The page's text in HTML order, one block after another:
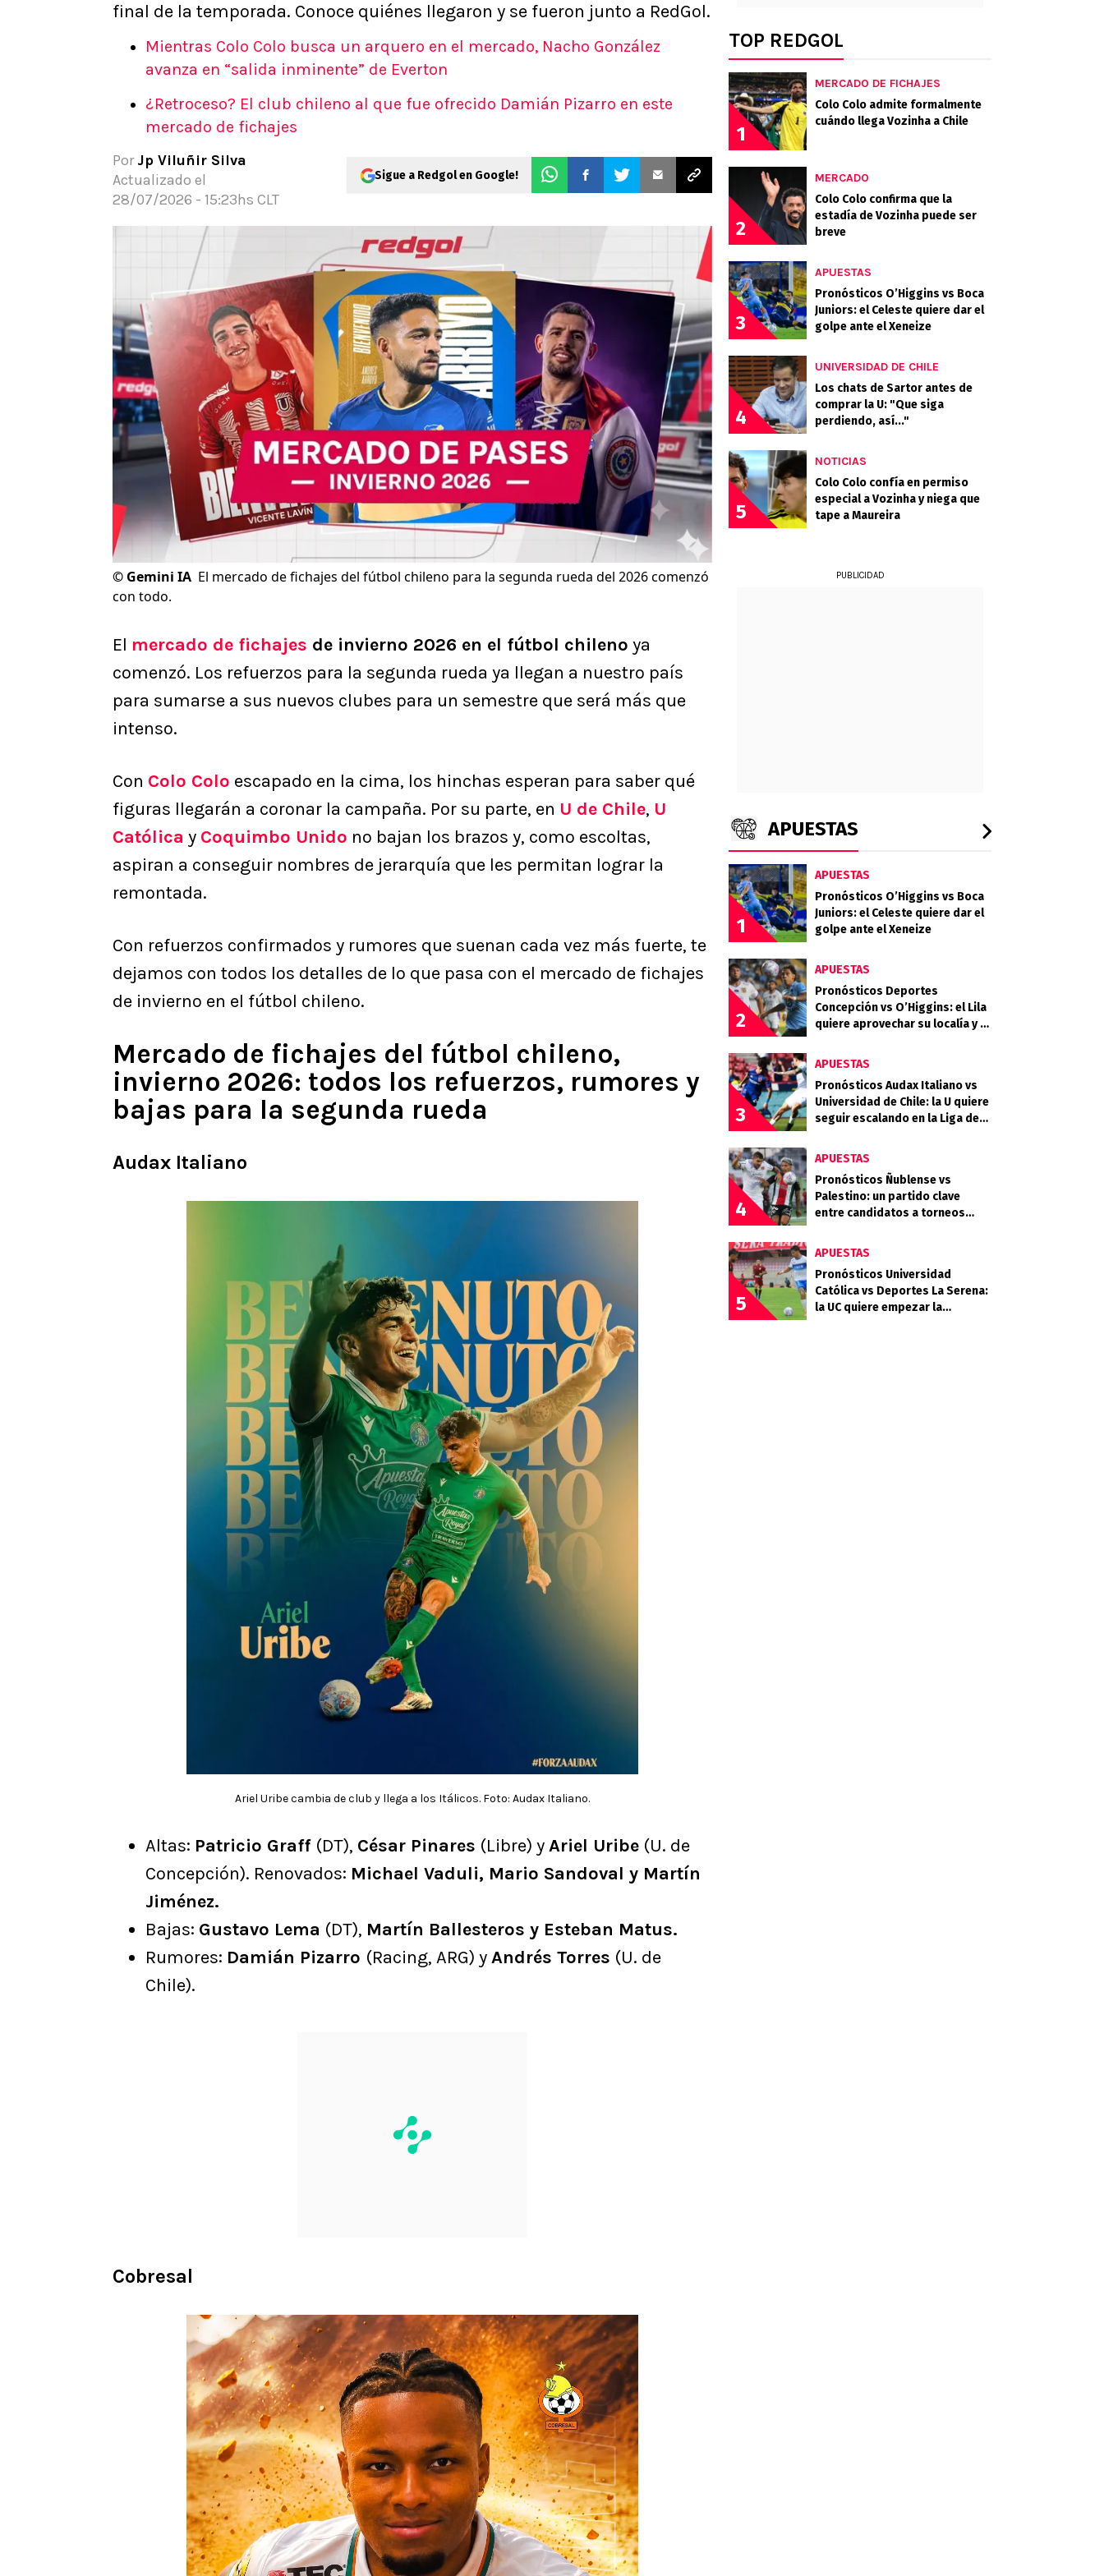
final de la temporada. Conoce quiénes llegaron y se fueron junto a RedGol.
Mientras Colo Colo busca un arquero en el mercado, Nacho González
avanza en “salida inminente” de Everton
¿Retroceso? El club chileno al que fue ofrecido Damián Pizarro en este
mercado de fichajes
Por Jp Viluñir Silva
Actualizado el
28/07/2026 - 15:23hs CLT
Sigue a Redgol en Google!
© Gemini IA El mercado de fichajes del fútbol chileno para la segunda rueda del 2026 comenzó
con todo.
El mercado de fichajes de invierno 2026 en el fútbol chileno ya
comenzó. Los refuerzos para la segunda rueda ya llegan a nuestro país
para sumarse a sus nuevos clubes para un semestre que será más que
intenso.
Con Colo Colo escapado en la cima, los hinchas esperan para saber qué
figuras llegarán a coronar la campaña. Por su parte, en U de Chile, U
Católica y Coquimbo Unido no bajan los brazos y, como escoltas,
aspiran a conseguir nombres de jerarquía que les permitan lograr la
remontada.
Con refuerzos confirmados y rumores que suenan cada vez más fuerte, te
dejamos con todos los detalles de lo que pasa con el mercado de fichajes
de invierno en el fútbol chileno.
Mercado de fichajes del fútbol chileno,
invierno 2026: todos los refuerzos, rumores y
bajas para la segunda rueda
Audax Italiano
Ariel Uribe cambia de club y llega a los Itálicos. Foto: Audax Italiano.
Altas: Patricio Graff (DT), César Pinares (Libre) yAriel Uribe (U. de
Concepción). Renovados: Michael Vaduli, Mario Sandoval y Martín
Jiménez.
Bajas: Gustavo Lema (DT), Martín Ballesteros y Esteban Matus.
Rumores: Damián Pizarro (Racing, ARG) yAndrés Torres (U. de
Chile).
Cobresal
TOP REDGOL
1
MERCADO DE FICHAJES
Colo Colo admite formalmente
cuándo llega Vozinha a Chile
2
MERCADO
Colo Colo confirma que la
estadía de Vozinha puede ser
breve
3
APUESTAS
Pronósticos O’Higgins vs Boca
Juniors: el Celeste quiere dar el
golpe ante el Xeneize
4
UNIVERSIDAD DE CHILE
Los chats de Sartor antes de
comprar la U: "Que siga
perdiendo, así..."
5
NOTICIAS
Colo Colo confía en permiso
especial a Vozinha y niega que
tape a Maureira
PUBLICIDAD
APUESTAS
1
APUESTAS
Pronósticos O’Higgins vs Boca
Juniors: el Celeste quiere dar el
golpe ante el Xeneize
2
APUESTAS
Pronósticos Deportes
Concepción vs O’Higgins: el Lila
quiere aprovechar su localía y el
3
APUESTAS
Pronósticos Audax Italiano vs
Universidad de Chile: la U quiere
seguir escalando en la Liga de
4
APUESTAS
Pronósticos Ñublense vs
Palestino: un partido clave
entre candidatos a torneos
5
APUESTAS
Pronósticos Universidad
Católica vs Deportes La Serena:
la UC quiere empezar la